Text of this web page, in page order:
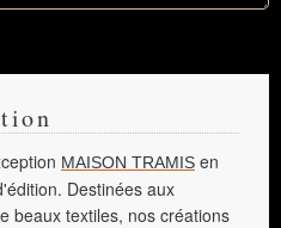
MAISON TRAMIS en
Destinées aux
beaux textiles, nos créations